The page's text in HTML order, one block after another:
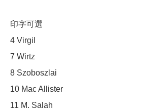
印字可選
4 Virgil
7 Wirtz
8 Szoboszlai
10 Mac Allister
11 M. Salah